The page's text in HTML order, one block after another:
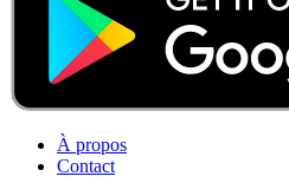
À propos
Contact